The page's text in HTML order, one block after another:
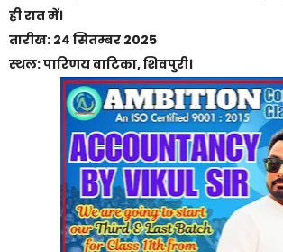
ही रात में।
तारीख: 24 सितम्बर 2025
स्थल: पारिणय वाटिका, शिवपुरी।